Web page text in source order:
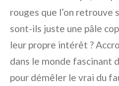
rouges que l’on retrouve
sont-ils juste une pâle
leur propre intérêt ?
dans le monde fascinant
pour démêler le vrai du